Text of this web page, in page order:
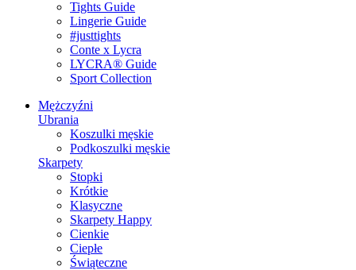
Tights Guide
Lingerie Guide
#justtights
Conte x Lycra
LYCRA® Guide
Sport Сollection
Mężczyźni
Ubrania
Koszulki męskie
Podkoszulki męskie
Skarpety
Stopki
Krótkie
Klasyczne
Skarpety Happy
Cienkie
Ciepłe
Świąteczne